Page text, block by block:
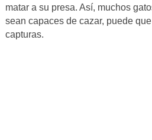
matar a su presa. Así, muchos
sean capaces de cazar, puede
capturas.